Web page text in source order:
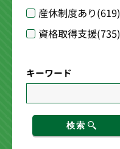
産休制度あり(619)
資格取得支援(735)
キーワード
検索